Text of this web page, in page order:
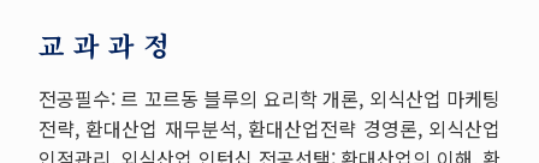
교 과 과 정
전공필수: 르 꼬르동 블루의 요리학 개론, 외식산업 마케팅
전략, 환대산업 재무분석, 환대산업전략 경영론, 외식산업